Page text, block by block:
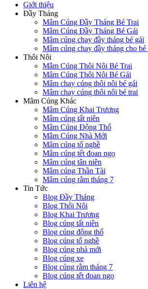
Giới thiệu
Đầy Tháng
Mâm Cúng Đầy Tháng Bé Trai
Mâm Cúng Đầy Tháng Bé Gái
Mâm cúng chay đầy tháng bé gái
Mâm cúng chay đầy tháng cho bé
Thôi Nôi
Mâm Cúng Thôi Nôi Bé Trai
Mâm Cúng Thôi Nôi Bé Gái
Mâm chay cúng thôi nôi bé gái
Mâm chay cúng thôi nôi bé trai
Mâm Cúng Khác
Mâm Cúng Khai Trương
Mâm cúng tất niên
Mâm Cúng Động Thổ
Mâm Cúng Nhà Mới
Mâm cúng tổ nghề
Mâm cúng tết đoan ngọ
Mâm cúng tân niên
Mâm cúng Thần Tài
Mâm cúng rằm tháng 7
Tin Tức
Blog Đầy Tháng
Blog Thôi Nôi
Blog Khai Trương
Blog cúng tất niên
Blog cúng động thổ
Blog cúng tổ nghề
Blog cúng nhà mới
Blog cúng xe
Blog cúng rằm tháng 7
Blog cúng tết đoan ngọ
Liên hệ